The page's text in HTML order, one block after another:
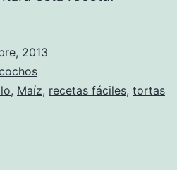
2013
, Maíz, recetas fáciles, tortas